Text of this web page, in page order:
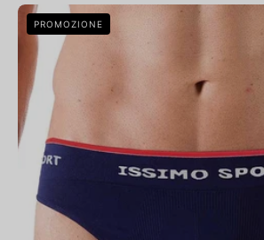
Bellissima:
Sport
Oceano
PROMOZIONE